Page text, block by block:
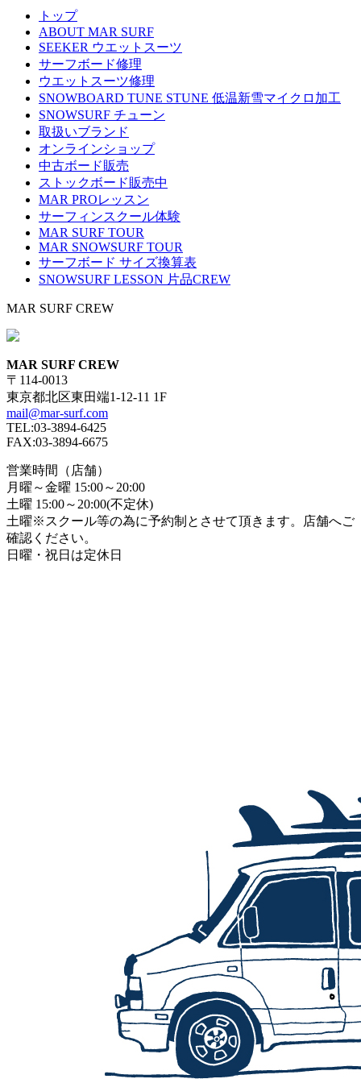
トップ
ABOUT MAR SURF
SEEKER ウエットスーツ
サーフボード修理
ウエットスーツ修理
SNOWBOARD TUNE STUNE 低温新雪マイクロ加工
SNOWSURF チューン
取扱いブランド
オンラインショップ
中古ボード販売
ストックボード販売中
MAR PROレッスン
サーフィンスクール体験
MAR SURF TOUR
MAR SNOWSURF TOUR
サーフボード サイズ換算表
SNOWSURF LESSON 片品CREW
MAR SURF CREW
MAR SURF CREW
〒114-0013
東京都北区東田端1-12-11 1F
mail@mar-surf.com
TEL:03-3894-6425
FAX:03-3894-6675
営業時間（店舗）
月曜～金曜 15:00～20:00
土曜 15:00～20:00(不定休)
土曜※スクール等の為に予約制とさせて頂きます。店舗へご
確認ください。
日曜・祝日は定休日